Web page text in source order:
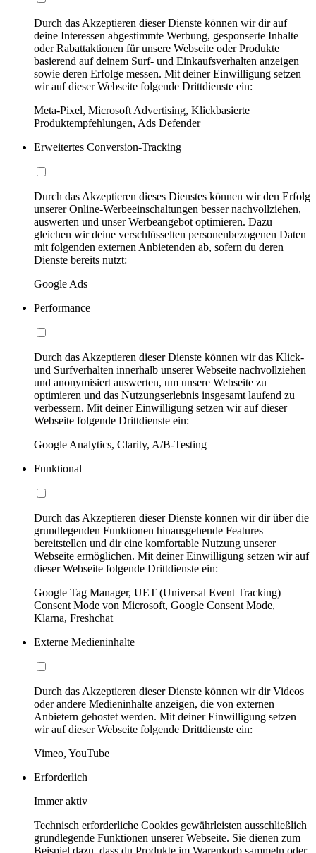
Durch das Akzeptieren dieser Dienste können wir dir auf
deine Interessen abgestimmte Werbung, gesponserte Inhalte
oder Rabattaktionen für unsere Webseite oder Produkte
basierend auf deinem Surf- und Einkaufsverhalten anzeigen
sowie deren Erfolge messen. Mit deiner Einwilligung setzen
wir auf dieser Webseite folgende Drittdienste ein:
Meta-Pixel, Microsoft Advertising, Klickbasierte
Produktempfehlungen, Ads Defender
Erweitertes Conversion-Tracking
Durch das Akzeptieren dieses Dienstes können wir den Erfolg
unserer Online-Werbeeinschaltungen besser nachvollziehen,
auswerten und unser Werbeangebot optimieren. Dazu
gleichen wir deine verschlüsselten personenbezogenen Daten
mit folgenden externen Anbietenden ab, sofern du deren
Dienste bereits nutzt:
Google Ads
Performance
Durch das Akzeptieren dieser Dienste können wir das Klick-
und Surfverhalten innerhalb unserer Webseite nachvollziehen
und anonymisiert auswerten, um unsere Webseite zu
optimieren und das Nutzungserlebnis insgesamt laufend zu
verbessern. Mit deiner Einwilligung setzen wir auf dieser
Webseite folgende Drittdienste ein:
Google Analytics, Clarity, A/B-Testing
Funktional
Durch das Akzeptieren dieser Dienste können wir dir über die
grundlegenden Funktionen hinausgehende Features
bereitstellen und dir eine komfortable Nutzung unserer
Webseite ermöglichen. Mit deiner Einwilligung setzen wir auf
dieser Webseite folgende Drittdienste ein:
Google Tag Manager, UET (Universal Event Tracking)
Consent Mode von Microsoft, Google Consent Mode,
Klarna, Freshchat
Externe Medieninhalte
Durch das Akzeptieren dieser Dienste können wir dir Videos
oder andere Medieninhalte anzeigen, die von externen
Anbietern gehostet werden. Mit deiner Einwilligung setzen
wir auf dieser Webseite folgende Drittdienste ein:
Vimeo, YouTube
Erforderlich
Immer aktiv
Technisch erforderliche Cookies gewährleisten ausschließlich
grundlegende Funktionen unserer Webseite. Sie dienen zum